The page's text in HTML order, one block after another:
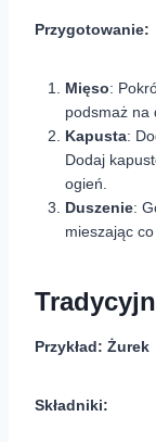
Przygotowanie:
Mięso:
podsmaż na
Kapusta:
Dodaj
ogień.
Duszenie:
mieszając
Przykład: Żurek
Składniki: